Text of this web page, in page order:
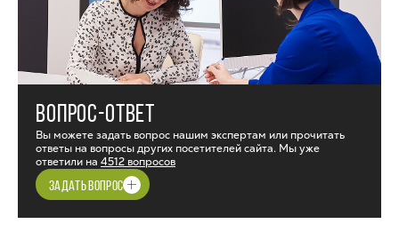
ВОПРОС-ОТВЕТ
Вы можете задать вопрос нашим экспертам или прочитать
ответы на вопросы других посетителей сайта. Мы уже
ответили на 4512 вопросов
ЗАДАТЬ ВОПРОС